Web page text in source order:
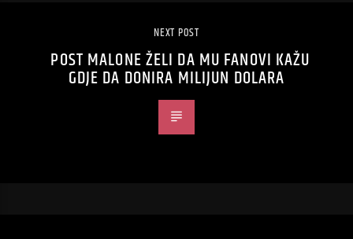
NEXT POST
POST MALONE ŽELI DA MU FANOVI KAŽU
GDJE DA DONIRA MILIJUN DOLARA